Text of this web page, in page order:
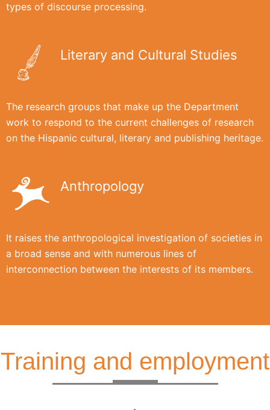
types of discourse processing.
Literary and Cultural Studies
The research groups that make up the Department
work to respond to the current challenges of research
on the Hispanic cultural, literary and publishing heritage.
Anthropology
It raises the anthropological investigation of societies in
a broad sense and with numerous lines of
interconnection between the interests of its members.
Training and employment